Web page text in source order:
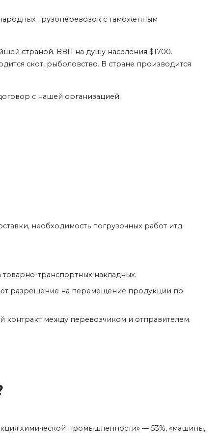
грузоперевозок с таможенным
страной. ВВП на душу населения $1700.
скот, рыболовство. В стране производится
с нашей организацией.
необходимость погрузочных работ итд.
транспортных накладных.
разрешение на перемещение продукции по
контракт между перевозчиком и отправителем.
химической промышленности» — 53%, «машины,